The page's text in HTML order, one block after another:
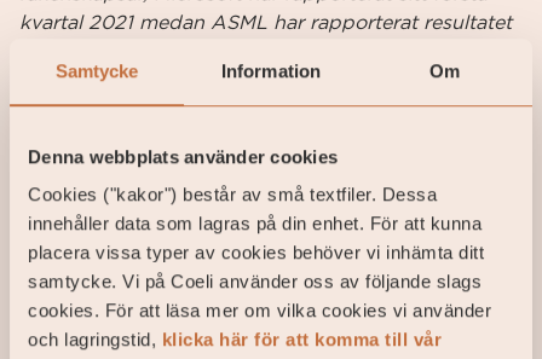
Samtycke Information Om
Denna webbplats använder cookies
Cookies ("kakor") består av små textfiler. Dessa
innehåller data som lagras på din enhet. För att kunna
placera vissa typer av cookies behöver vi inhämta ditt
samtycke. Vi på Coeli använder oss av följande slags
cookies. För att läsa mer om vilka cookies vi använder
och lagringstid, klicka här för att komma till vår
kvartal 2021 medan ASML har rapporterat resultatet
Bloomberg
Vi tror att ovanstående trender kommer fortsätta att
vara starka under 2021, eftersom viruset kommer
finnas kvar en bit in på det nya året och även att
våra vanor har ändrats i grunden. Vi gillar att jobba
hemma, strömma serier och köpa på nätet. Då våra
vanor har skiftat en aning är det inte solklart att det
som gällde innan corona är det som gäller efter